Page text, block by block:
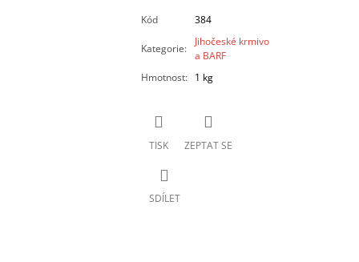
Kód 384
Kategorie:
Jihočeské krmivo
a BARF
Hmotnost: 1 kg
TISK ZEPTAT SE
SDÍLET